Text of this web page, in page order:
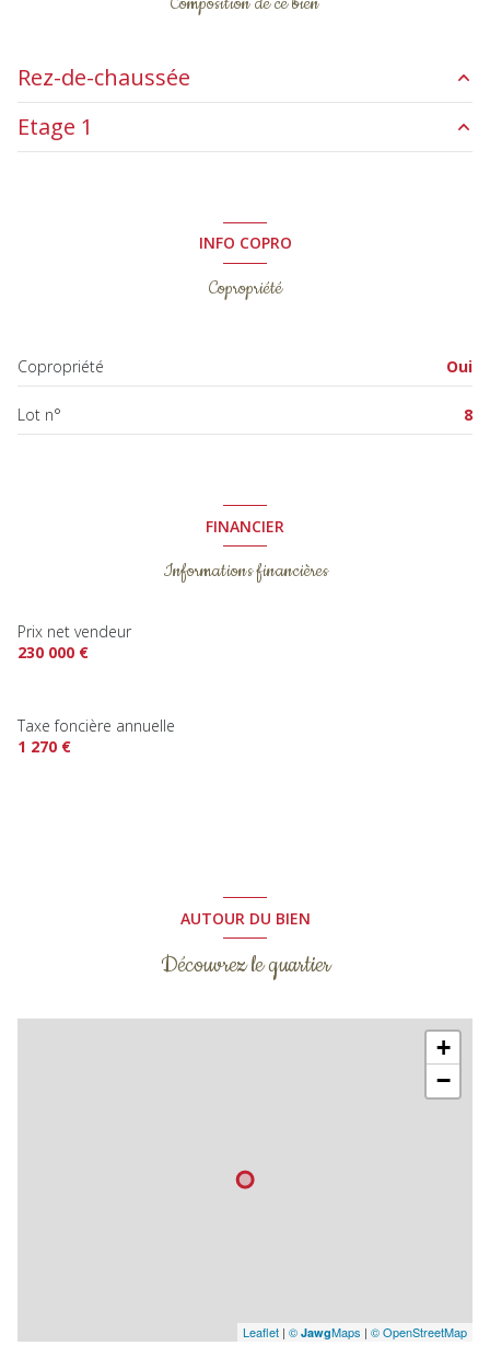
Rez-de-chaussée
salon/sejour
Etage 1
INFO COPRO
Copropriété
Copropriété Oui
Lot n° 8
FINANCIER
Informations financières
Prix net vendeur
230 000 €
Taxe foncière annuelle
1 270 €
AUTOUR DU BIEN
Découvrez le quartier
+
−
Leaflet | © JawgMaps | © OpenStreetMap